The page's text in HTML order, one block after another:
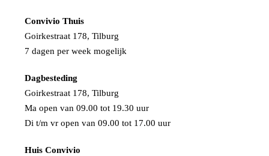
Convivio Thuis
Goirkestraat 178, Tilburg
7 dagen per week mogelijk
Dagbesteding
Goirkestraat 178, Tilburg
Ma open van 09.00 tot 19.30 uur
Di t/m vr open van 09.00 tot 17.00 uur
Huis Convivio